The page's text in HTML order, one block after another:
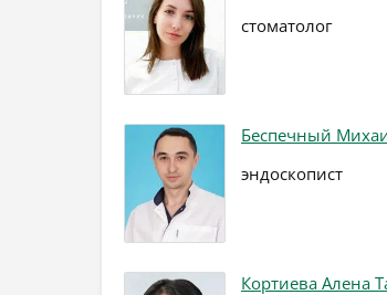
стоматолог
Беспечный
эндоскопист
Кортиева Алена